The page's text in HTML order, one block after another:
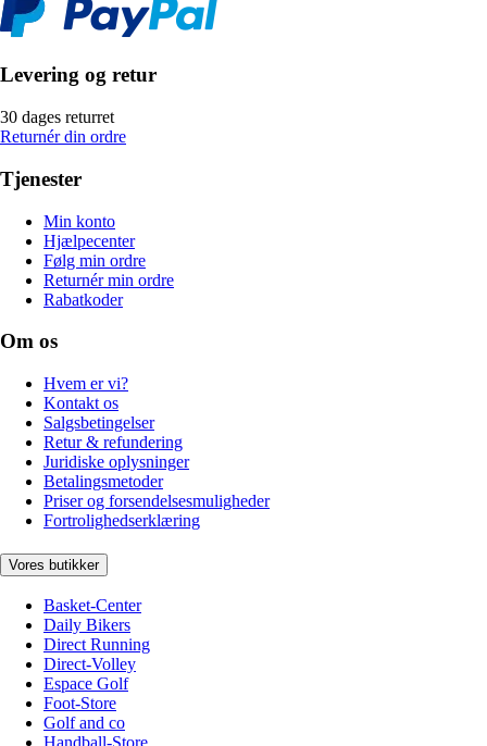
Levering og retur
30 dages returret
Returnér din ordre
Tjenester
Min konto
Hjælpecenter
Følg min ordre
Returnér min ordre
Rabatkoder
Om os
Hvem er vi?
Kontakt os
Salgsbetingelser
Retur & refundering
Juridiske oplysninger
Betalingsmetoder
Priser og forsendelsesmuligheder
Fortrolighedserklæring
Vores butikker
Basket-Center
Daily Bikers
Direct Running
Direct-Volley
Espace Golf
Foot-Store
Golf and co